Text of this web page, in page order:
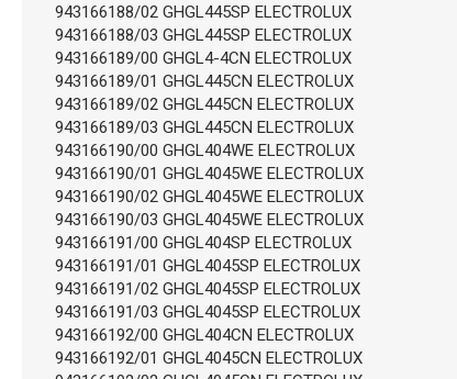
943166188/02 GHGL445SP ELECTROLUX
943166188/03 GHGL445SP ELECTROLUX
943166189/00 GHGL4-4CN ELECTROLUX
943166189/01 GHGL445CN ELECTROLUX
943166189/02 GHGL445CN ELECTROLUX
943166189/03 GHGL445CN ELECTROLUX
943166190/00 GHGL404WE ELECTROLUX
943166190/01 GHGL4045WE ELECTROLUX
943166190/02 GHGL4045WE ELECTROLUX
943166190/03 GHGL4045WE ELECTROLUX
943166191/00 GHGL404SP ELECTROLUX
943166191/01 GHGL4045SP ELECTROLUX
943166191/02 GHGL4045SP ELECTROLUX
943166191/03 GHGL4045SP ELECTROLUX
943166192/00 GHGL404CN ELECTROLUX
943166192/01 GHGL4045CN ELECTROLUX